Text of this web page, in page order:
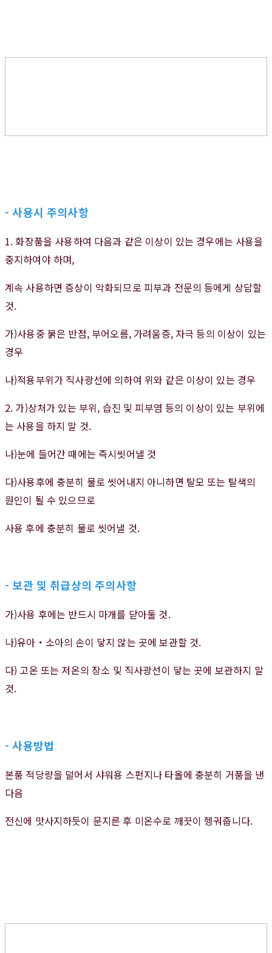
- 사용시 주의사항
1. 화장품을 사용하여 다음과 같은 이상이 있는 경우에는 사용을
중지하여야 하며,
계속 사용하면 증상이 악화되므로 피부과 전문의 등에게 상담할
것.
가)사용중 붉은 반점, 부어오름, 가려움증, 자극 등의 이상이 있는
경우
나)적용부위가 직사광선에 의하여 위와 같은 이상이 있는 경우
2. 가)상처가 있는 부위, 습진 및 피부염 등의 이상이 있는 부위에
는 사용을 하지 말 것.
나)눈에 들어간 때에는 즉시씻어낼 것
다)사용후에 충분히 물로 씻어내지 아니하면 탈모 또는 탈색의
원인이 될 수 있으므로
사용 후에 충분히 물로 씻어낼 것.
- 보관 및 취급상의 주의사항
가)사용 후에는 반드시 마개를 닫아둘 것.
나)유아・소아의 손이 닿지 않는 곳에 보관할 것.
다) 고온 또는 저온의 장소 및 직사광선이 닿는 곳에 보관하지 말
것.
- 사용방법
본품 적당량을 덜어서 샤워용 스펀지나 타올에 충분히 거품을 낸
다음
전신에 맛사지하듯이 문지른 후 미온수로 깨끗이 헹궈줍니다.